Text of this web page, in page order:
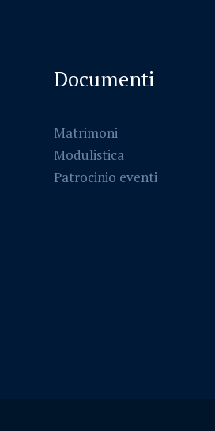
Documenti
Matrimoni
Modulistica
Patrocinio eventi